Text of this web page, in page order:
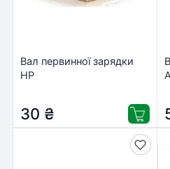
Вал первинної зарядки
HP
30 ₴